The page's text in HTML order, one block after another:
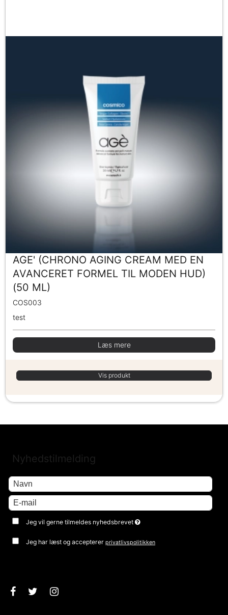
AGE' (CHRONO AGING CREAM MED EN
AVANCERET FORMEL TIL MODEN HUD)
(50 ML)
COS003
test
Læs mere
Vis produkt
Nyhedstilmelding
Jeg vil gerne tilmeldes nyhedsbrevet
Jeg har læst og acceptererprivatlivspolitikken